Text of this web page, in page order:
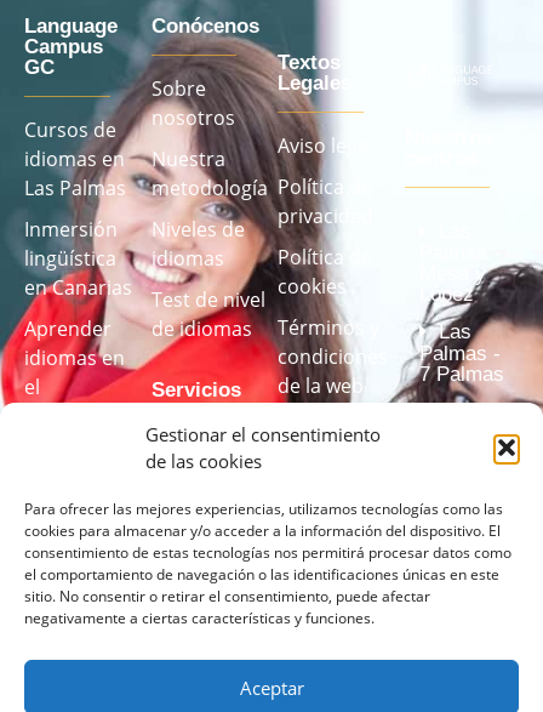
Gestionar el consentimiento
de las cookies
Para ofrecer las mejores experiencias, utilizamos tecnologías como las
cookies para almacenar y/o acceder a la información del dispositivo. El
consentimiento de estas tecnologías nos permitirá procesar datos como
el comportamiento de navegación o las identificaciones únicas en este
sitio. No consentir o retirar el consentimiento, puede afectar
negativamente a ciertas características y funciones.
Aceptar
Language
Campus
GC
Cursos de
idiomas en
Las Palmas
Inmersión
lingüística
en Canarias
Aprender
idiomas en
el
para
empresas
Test de
idiomas
Conócenos
Sobre
nosotros
Nuestra
metodología
Niveles de
idiomas
Test de nivel
de idiomas
Servicios
Estudio
(Totalmente
equipado)
Programas
formativos
a medida
Textos
Legales
Aviso legal
Política de
privacidad
Política de
cookies
Términos y
condiciones
de la web
Términos y
cursos
Transparencia
Canal de
denuncias
Mesa y
López
Las
Palmas -
7 Palmas
Palmas -
por el
Instituto
Cervantes)